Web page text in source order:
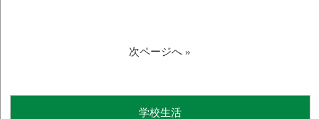
次ページへ »
学校生活